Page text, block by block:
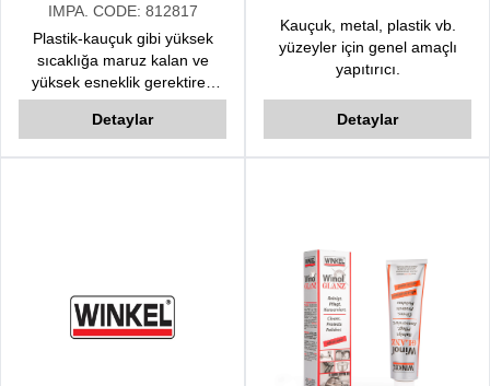
IMPA. CODE: 812817
Plastik-kauçuk gibi yüksek
sıcaklığa maruz kalan ve
yüksek esneklik gerektiren
malzemelerin yapıştırılması
için özel olarak geliştirilmiş
Detaylar
Kauçuk, metal, plastik vb.
yüzeyler için genel amaçlı
yapıtırıcı.
Detaylar